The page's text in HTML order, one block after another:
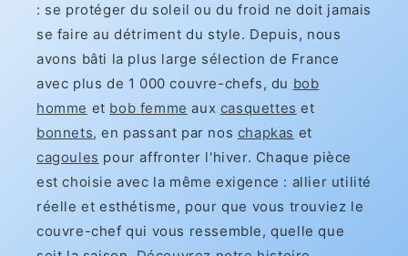
: se protéger du soleil ou du froid ne doit jamais
se faire au détriment du style. Depuis, nous
avons bâti la plus large sélection de France
avec plus de 1 000 couvre-chefs, du bob
homme et bob femme aux casquettes et
bonnets, en passant par nos chapkas et
cagoules pour affronter l'hiver. Chaque pièce
est choisie avec la même exigence : allier utilité
réelle et esthétisme, pour que vous trouviez le
couvre-chef qui vous ressemble, quelle que